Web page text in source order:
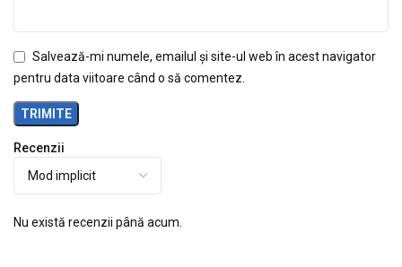
Recenzii
Nu există recenzii până acum.
Salvează-mi numele, emailul și site-ul web în acest navigator
pentru data viitoare când o să comentez.